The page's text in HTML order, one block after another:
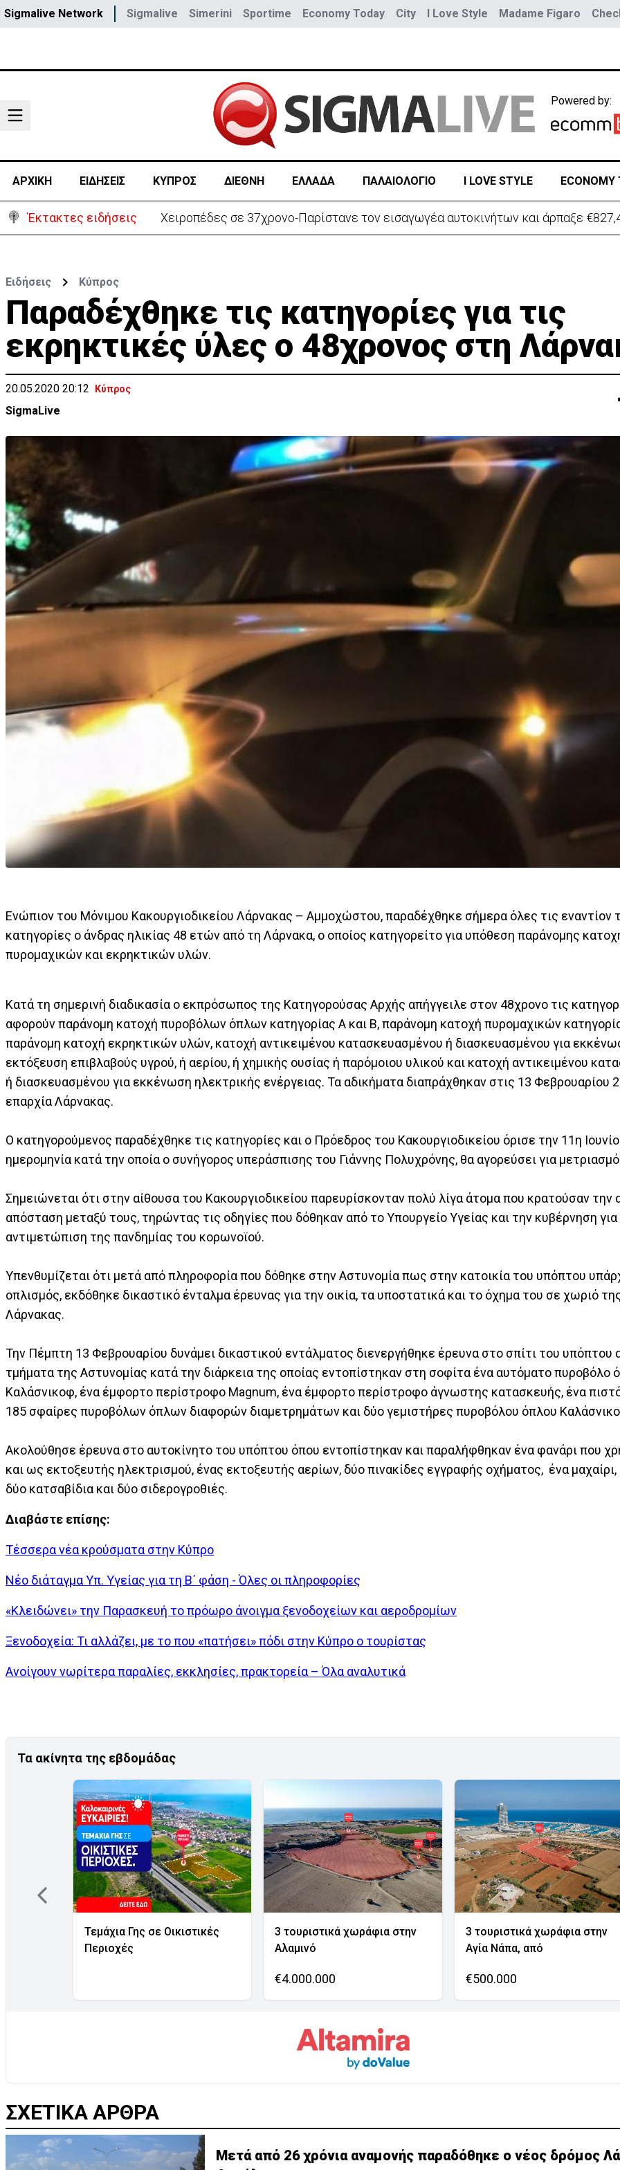
Sigmalive Network Sigmalive Simerini Sportime Economy Today City I Love Style Madame Figaro
Powered by:
ΑΡΧΙΚΗ ΕΙΔΗΣΕΙΣ ΚΥΠΡΟΣ ΔΙΕΘΝΗ ΕΛΛΑΔΑ ΠΑΛΑΙΟΛΟΓΙΟ I LOVE STYLE ECONOMY
Έκτακτες ειδήσεις Χειροπέδες σε 37χρονο-Παρίστανε τον εισαγωγέα αυτοκινήτων και άρπαξε
Ειδήσεις Κύπρος
Παραδέχθηκε τις κατηγορίες για τις
εκρηκτικές ύλες ο 48χρονος στη
20.05.2020 20:12 Κύπρος
SigmaLive
Ενώπιον του Μόνιμου Κακουργιοδικείου Λάρνακας – Αμμοχώστου, παραδέχθηκε σήμερα όλες τις εναντίον
κατηγορίες ο άνδρας ηλικίας 48 ετών από τη Λάρνακα, ο οποίος κατηγορείτο για υπόθεση παράνομης
πυρομαχικών και εκρηκτικών υλών.
Κατά τη σημερινή διαδικασία ο εκπρόσωπος της Κατηγορούσας Αρχής απήγγειλε στον 48χρονο τις
αφορούν παράνομη κατοχή πυροβόλων όπλων κατηγορίας Α και Β, παράνομη κατοχή πυρομαχικών
παράνομη κατοχή εκρηκτικών υλών, κατοχή αντικειμένου κατασκευασμένου ή διασκευασμένου για
εκτόξευση επιβλαβούς υγρού, ή αερίου, ή χημικής ουσίας ή παρόμοιου υλικού και κατοχή αντικειμένου
ή διασκευασμένου για εκκένωση ηλεκτρικής ενέργειας. Τα αδικήματα διαπράχθηκαν στις 13 Φεβρουαρίου
επαρχία Λάρνακας.
Ο κατηγορούμενος παραδέχθηκε τις κατηγορίες και ο Πρόεδρος του Κακουργιοδικείου όρισε την 11η
ημερομηνία κατά την οποία ο συνήγορος υπεράσπισης του Γιάννης Πολυχρόνης, θα αγορεύσει για
Σημειώνεται ότι στην αίθουσα του Κακουργιοδικείου παρευρίσκονταν πολύ λίγα άτομα που κρατούσαν την
απόσταση μεταξύ τους, τηρώντας τις οδηγίες που δόθηκαν από το Υπουργείο Υγείας και την κυβέρνηση για
αντιμετώπιση της πανδημίας του κορωνοϊού.
Υπενθυμίζεται ότι μετά από πληροφορία που δόθηκε στην Αστυνομία πως στην κατοικία του υπόπτου
οπλισμός, εκδόθηκε δικαστικό ένταλμα έρευνας για την οικία, τα υποστατικά και το όχημα του σε χωριό
Λάρνακας.
Την Πέμπτη 13 Φεβρουαρίου δυνάμει δικαστικού εντάλματος διενεργήθηκε έρευνα στο σπίτι του υπόπτου
τμήματα της Αστυνομίας κατά την διάρκεια της οποίας εντοπίστηκαν στη σοφίτα ένα αυτόματο πυροβόλο
Καλάσνικοφ, ένα έμφορτο περίστροφο Μagnum, ένα έμφορτο περίστροφο άγνωστης κατασκευής, ένα
185 σφαίρες πυροβόλων όπλων διαφορών διαμετρημάτων και δύο γεμιστήρες πυροβόλου όπλου
Ακολούθησε έρευνα στο αυτοκίνητο του υπόπτου όπου εντοπίστηκαν και παραλήφθηκαν ένα φανάρι που
και ως εκτοξευτής ηλεκτρισμού, ένας εκτοξευτής αερίων, δύο πινακίδες εγγραφής οχήματος, ένα μαχαίρι,
δύο κατσαβίδια και δύο σιδερογροθιές.
Διαβάστε επίσης:
Τέσσερα νέα κρούσματα στην Κύπρο
Νέο διάταγμα Υπ. Υγείας για τη Β΄ φάση - Όλες οι πληροφορίες
«Κλειδώνει» την Παρασκευή το πρόωρο άνοιγμα ξενοδοχείων και αεροδρομίων
Ξενοδοχεία: Τι αλλάζει, με το που «πατήσει» πόδι στην Κύπρο ο τουρίστας
Ανοίγουν νωρίτερα παραλίες, εκκλησίες, πρακτορεία – Όλα αναλυτικά
Τα ακίνητα της εβδομάδας
Τεμάχια Γης σε Οικιστικές
Περιοχές
3 τουριστικά χωράφια στην
Αλαμινό
€4.000.000
3 τουριστικά χωράφια στην
Αγία Νάπα, από
€500.000
ΣΧΕΤΙΚΑ ΑΡΘΡΑ
Μετά από 26 χρόνια αναμονής παραδόθηκε ο νέος δρόμος